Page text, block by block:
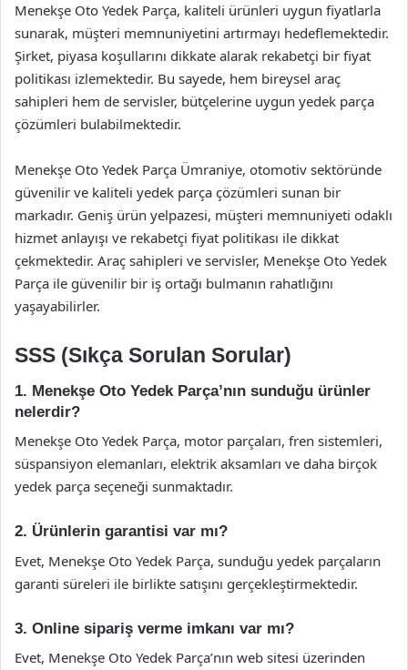
Menekşe Oto Yedek Parça, kaliteli ürünleri uygun fiyatlarla
sunarak, müşteri memnuniyetini artırmayı hedeflemektedir.
Şirket, piyasa koşullarını dikkate alarak rekabetçi bir fiyat
politikası izlemektedir. Bu sayede, hem bireysel araç
sahipleri hem de servisler, bütçelerine uygun yedek parça
çözümleri bulabilmektedir.
Menekşe Oto Yedek Parça Ümraniye, otomotiv sektöründe
güvenilir ve kaliteli yedek parça çözümleri sunan bir
markadır. Geniş ürün yelpazesi, müşteri memnuniyeti odaklı
hizmet anlayışı ve rekabetçi fiyat politikası ile dikkat
çekmektedir. Araç sahipleri ve servisler, Menekşe Oto Yedek
Parça ile güvenilir bir iş ortağı bulmanın rahatlığını
yaşayabilirler.
SSS (Sıkça Sorulan Sorular)
1. Menekşe Oto Yedek Parça’nın sunduğu ürünler
nelerdir?
Menekşe Oto Yedek Parça, motor parçaları, fren sistemleri,
süspansiyon elemanları, elektrik aksamları ve daha birçok
yedek parça seçeneği sunmaktadır.
2. Ürünlerin garantisi var mı?
Evet, Menekşe Oto Yedek Parça, sunduğu yedek parçaların
garanti süreleri ile birlikte satışını gerçekleştirmektedir.
3. Online sipariş verme imkanı var mı?
Evet, Menekşe Oto Yedek Parça’nın web sitesi üzerinden